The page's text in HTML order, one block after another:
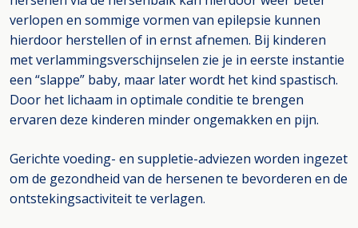
verlopen en sommige vormen van epilepsie kunnen
hierdoor herstellen of in ernst afnemen. Bij kinderen
met verlammingsverschijnselen zie je in eerste instantie
een “slappe” baby, maar later wordt het kind spastisch.
Door het lichaam in optimale conditie te brengen
ervaren deze kinderen minder ongemakken en pijn.
Gerichte voeding- en suppletie-adviezen worden ingezet
om de gezondheid van de hersenen te bevorderen en de
ontstekingsactiviteit te verlagen.